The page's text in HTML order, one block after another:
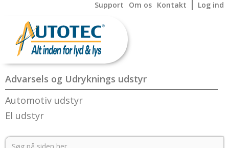
Support Om os Kontakt Log ind
Advarsels og Udryknings udstyr
Automotiv udstyr
El udstyr